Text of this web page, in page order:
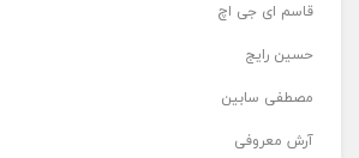
قاسم ای جی اچ
حسین رایج
مصطفی سابین
آرش معروفی